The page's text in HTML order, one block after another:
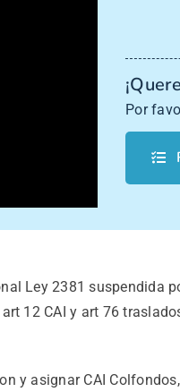
Por
Ley 2381 suspendida
12 CAI y art 76
y asignar CAI